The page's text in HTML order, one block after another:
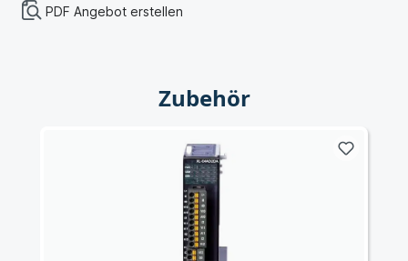
PDF Angebot erstellen
Zubehör